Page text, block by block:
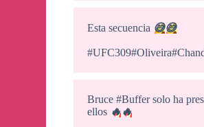
Esta secuencia 😅😅
Bruce #Buffer solo ha
ellos 🔥🔥